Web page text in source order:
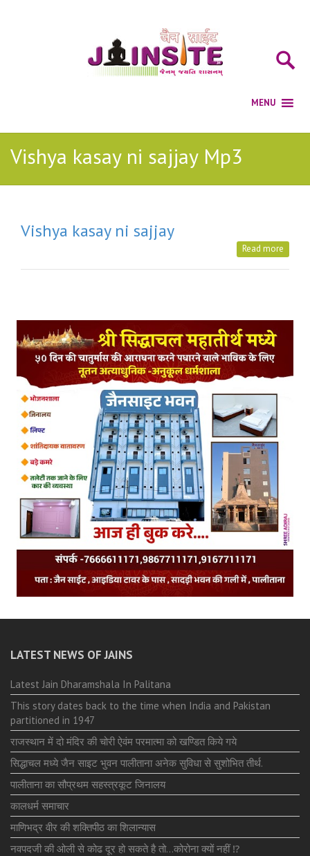
Vishya kasay ni sajjay Mp3
Vishya kasay ni sajjay
Read more
LATEST NEWS OF JAINS
Latest Jain Dharamshala In Palitana
This story dates back to the time when India and Pakistan
partitioned in 1947
राजस्थान में दो मंदिर की चोरी ऐवंम परमात्मा को खण्डित किये गये
सिद्धाचल मध्ये जैन साइट भुवन पालीताना अनेक सुविधा से सुशोभित तीर्थ.
पालीताना का सौप्रथम सहस्त्रकूट जिनालय
कालधर्म समाचार
माणिभद्र वीर की शक्तिपीठ का शिलान्यास
नवपदजी की ओली से कोढ दूर हो सकते है तो…कोरोना क्यों नहीं ⁉️